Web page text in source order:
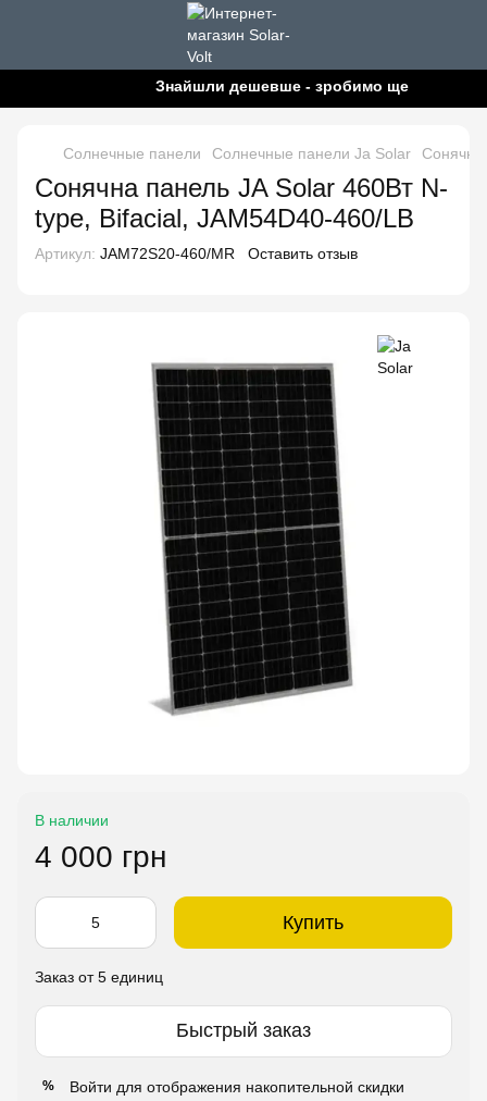
Знайшли дешевше - зробимо ще дешевше!
Солнечные панели Солнечные панели Ja Solar Сонячна
Сонячна панель JA Solar 460Вт N-
type, Bifacial, JAM54D40-460/LB
Артикул: JAM72S20-460/MR Оставить отзыв
В наличии
4 000 грн
Купить
Заказ от 5 единиц
Быстрый заказ
% Войти для отображения накопительной скидки